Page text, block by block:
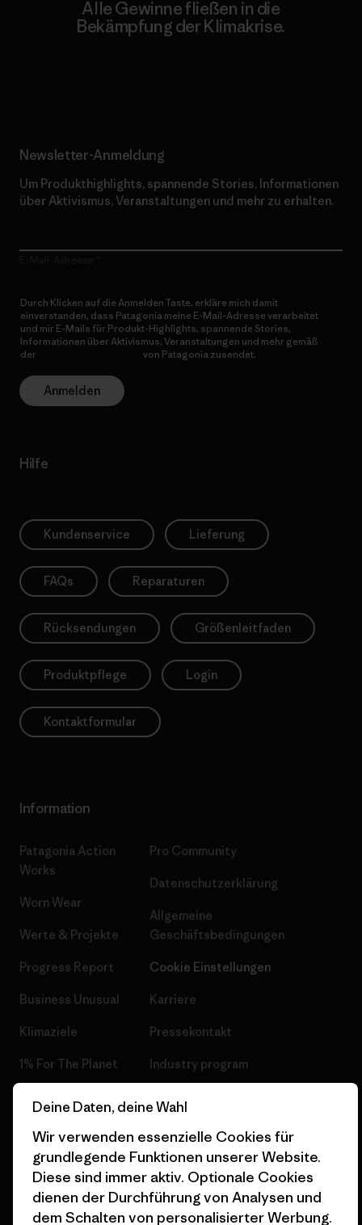
Alle Gewinne fließen in die
Bekämpfung der Klimakrise.
Newsletter-Anmeldung
Um Produkthighlights, spannende Stories, Informationen
über Aktivismus, Veranstaltungen und mehr zu erhalten.
Durch Klicken auf die Anmelden Taste, erkläre mich damit
einverstanden, dass Patagonia meine E-Mail-Adresse verarbeitet
und mir E-Mails für Produkt-Highlights, spannende Stories,
Informationen über Aktivismus, Veranstaltungen und mehr gemäß
der
von Patagonia zusendet.
Anmelden
Hilfe
Kundenservice Lieferung
FAQs Reparaturen
Rücksendungen Größenleitfaden
Produktpflege Login
Kontaktformular
Information
Patagonia Action
Works
Worn Wear
Werte & Projekte
Progress Report
Business Unusual
Klimaziele
1% For The Planet
Geschenkgutscheine
Stores in deiner Nähe
Pro Community
Datenschutzerklärung
Allgemeine
Geschäftsbedingungen
Cookie Einstellungen
Karriere
Pressekontakt
Industry program
Patagonia Schweiz
Seitenverzeichnis
Deine Daten, deine Wahl
Wir verwenden essenzielle Cookies für
grundlegende Funktionen unserer Website.
Diese sind immer aktiv. Optionale Cookies
dienen der Durchführung von Analysen und
dem Schalten von personalisierter Werbung.